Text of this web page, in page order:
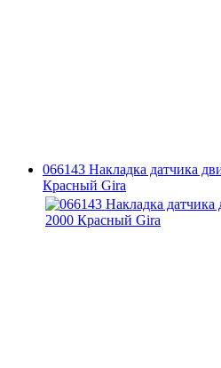
066143 Накладка датчика
Красный Gira